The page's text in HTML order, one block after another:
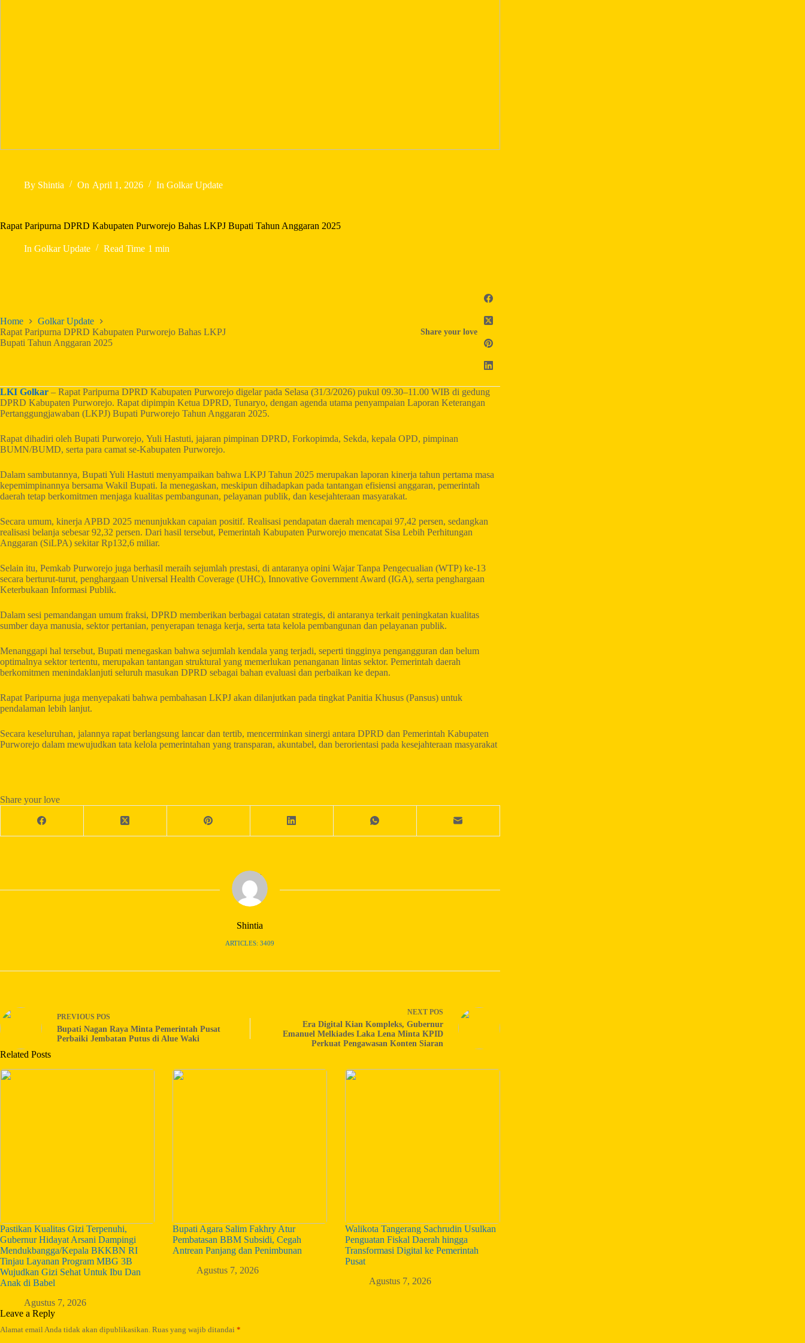
By Shintia On April 1, 2026 In Golkar Update
Rapat Paripurna DPRD Kabupaten Purworejo Bahas LKPJ Bupati Tahun Anggaran 2025
In Golkar Update Read Time 1 min
Home
Golkar Update
Rapat Paripurna DPRD Kabupaten Purworejo Bahas LKPJ
Bupati Tahun Anggaran 2025
Share your love
LKI Golkar – Rapat Paripurna DPRD Kabupaten Purworejo digelar pada Selasa (31/3/2026) pukul 09.30–11.00 WIB di gedung
DPRD Kabupaten Purworejo. Rapat dipimpin Ketua DPRD, Tunaryo, dengan agenda utama penyampaian Laporan Keterangan
Pertanggungjawaban (LKPJ) Bupati Purworejo Tahun Anggaran 2025.
Rapat dihadiri oleh Bupati Purworejo, Yuli Hastuti, jajaran pimpinan DPRD, Forkopimda, Sekda, kepala OPD, pimpinan
BUMN/BUMD, serta para camat se-Kabupaten Purworejo.
Dalam sambutannya, Bupati Yuli Hastuti menyampaikan bahwa LKPJ Tahun 2025 merupakan laporan kinerja tahun pertama masa
kepemimpinannya bersama Wakil Bupati. Ia menegaskan, meskipun dihadapkan pada tantangan efisiensi anggaran, pemerintah
daerah tetap berkomitmen menjaga kualitas pembangunan, pelayanan publik, dan kesejahteraan masyarakat.
Secara umum, kinerja APBD 2025 menunjukkan capaian positif. Realisasi pendapatan daerah mencapai 97,42 persen, sedangkan
realisasi belanja sebesar 92,32 persen. Dari hasil tersebut, Pemerintah Kabupaten Purworejo mencatat Sisa Lebih Perhitungan
Anggaran (SiLPA) sekitar Rp132,6 miliar.
Selain itu, Pemkab Purworejo juga berhasil meraih sejumlah prestasi, di antaranya opini Wajar Tanpa Pengecualian (WTP) ke-13
secara berturut-turut, penghargaan Universal Health Coverage (UHC), Innovative Government Award (IGA), serta penghargaan
Keterbukaan Informasi Publik.
Dalam sesi pemandangan umum fraksi, DPRD memberikan berbagai catatan strategis, di antaranya terkait peningkatan kualitas
sumber daya manusia, sektor pertanian, penyerapan tenaga kerja, serta tata kelola pembangunan dan pelayanan publik.
Menanggapi hal tersebut, Bupati menegaskan bahwa sejumlah kendala yang terjadi, seperti tingginya pengangguran dan belum
optimalnya sektor tertentu, merupakan tantangan struktural yang memerlukan penanganan lintas sektor. Pemerintah daerah
berkomitmen menindaklanjuti seluruh masukan DPRD sebagai bahan evaluasi dan perbaikan ke depan.
Rapat Paripurna juga menyepakati bahwa pembahasan LKPJ akan dilanjutkan pada tingkat Panitia Khusus (Pansus) untuk
pendalaman lebih lanjut.
Secara keseluruhan, jalannya rapat berlangsung lancar dan tertib, mencerminkan sinergi antara DPRD dan Pemerintah Kabupaten
Purworejo dalam mewujudkan tata kelola pemerintahan yang transparan, akuntabel, dan berorientasi pada kesejahteraan masyarakat
Share your love
Shintia
ARTICLES: 3409
PREVIOUS POS
Bupati Nagan Raya Minta Pemerintah Pusat
Perbaiki Jembatan Putus di Alue Waki
NEXT POS
Era Digital Kian Kompleks, Gubernur
Emanuel Melkiades Laka Lena Minta KPID
Perkuat Pengawasan Konten Siaran
Related Posts
Pastikan Kualitas Gizi Terpenuhi,
Gubernur Hidayat Arsani Dampingi
Mendukbangga/Kepala BKKBN RI
Tinjau Layanan Program MBG 3B
Wujudkan Gizi Sehat Untuk Ibu Dan
Anak di Babel
Agustus 7, 2026
Bupati Agara Salim Fakhry Atur
Pembatasan BBM Subsidi, Cegah
Antrean Panjang dan Penimbunan
Agustus 7, 2026
Walikota Tangerang Sachrudin Usulkan
Penguatan Fiskal Daerah hingga
Transformasi Digital ke Pemerintah
Pusat
Agustus 7, 2026
Leave a Reply
Alamat email Anda tidak akan dipublikasikan. Ruas yang wajib ditandai *